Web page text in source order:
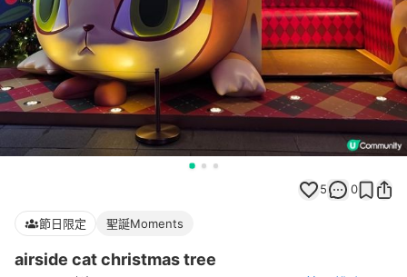
5 0
節日限定 聖誕Moments
airside cat christmas tree